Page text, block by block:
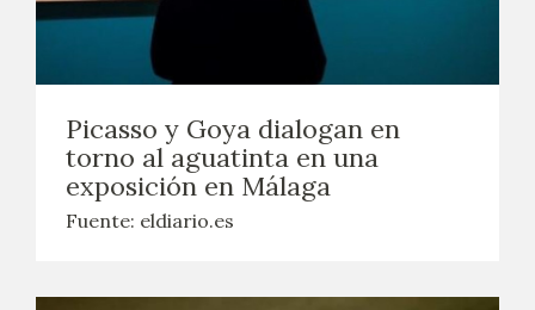
Picasso y Goya dialogan en
torno al aguatinta en una
exposición en Málaga
Fuente: eldiario.es